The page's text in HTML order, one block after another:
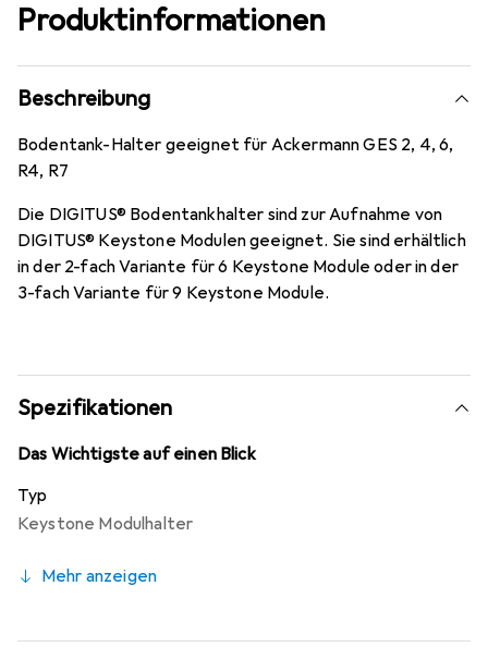
Produktinformationen
Beschreibung
Bodentank-Halter geeignet für Ackermann GES 2, 4, 6,
R4, R7
Die DIGITUS® Bodentankhalter sind zur Aufnahme von
DIGITUS® Keystone Modulen geeignet. Sie sind erhältlich
in der 2-fach Variante für 6 Keystone Module oder in der
3-fach Variante für 9 Keystone Module.
Spezifikationen
Das Wichtigste auf einen Blick
Typ
Keystone Modulhalter
Mehr anzeigen